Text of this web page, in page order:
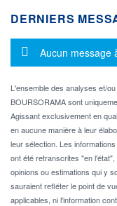
DERNIERS
Message
Aucun message
L'ensemble des analyses et/
BOURSORAMA sont
Agissant exclusivement en
en aucune manière à leur
leur sélection. Les
ont été retranscrites "en
opinions ou estimations qui y
sauraient refléter le point de
applicables, ni l'information